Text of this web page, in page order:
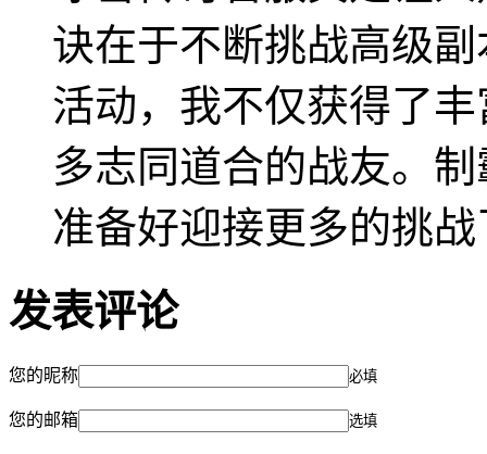
诀在于不断挑战高级
活动，我不仅获得了
多志同道合的战友。
准备好迎接更多的挑战
发表评论
您的昵称 必填
您的邮箱 选填